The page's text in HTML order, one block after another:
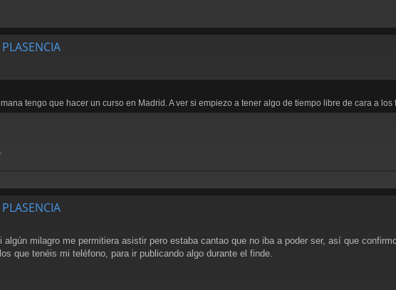
tengo que hacer un curso en Madrid. A ver si empiezo a tener algo de tiempo libre de cara a
milagro me permitiera asistir pero estaba cantao que no iba a poder ser, así que
que tenéis mi teléfono, para ir publicando algo durante el finde.